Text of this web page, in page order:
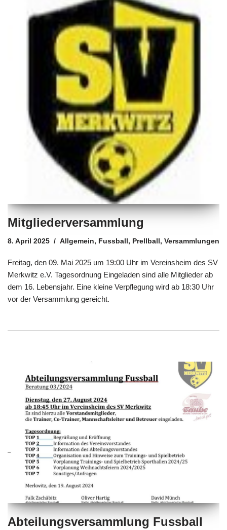
Mitgliederversammlung
8. April 2025 Allgemein, Fussball , Prellball , Versammlungen
Freitag, den 09. Mai 2025 um 19:00 Uhr im Vereinsheim des SV
Merkwitz e.V. Tagesordnung Eingeladen sind alle Mitglieder ab
dem 16. Lebensjahr. Eine kleine Verpflegung wird ab 18:30 Uhr
vor der Versammlung gereicht.
Abteilungsversammlung Fussball